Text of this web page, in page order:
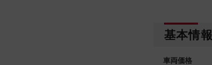
基本情報
車両価格